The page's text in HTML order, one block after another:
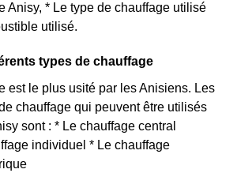
Anisy, * Le type de chauffage utilisé
utilisé.
types de chauffage
est le plus usité par les Anisiens. Les
chauffage qui peuvent être utilisés
sont : * Le chauffage central
individuel * Le chauffage